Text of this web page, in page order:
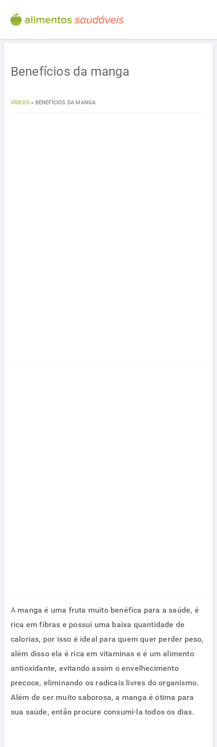
Benefícios da manga
VÍDEOS» BENEFÍCIOS DA MANGA
A manga é uma fruta muito benéfica para a saúde, é
rica em fibras e possui uma baixa quantidade de
calorias, por isso é ideal para quem quer perder peso,
além disso ela é rica em vitaminas e é um alimento
antioxidante, evitando assim o envelhecimento
precoce, eliminando os radicais livres do organismo.
Além de ser muito saborosa, a manga é ótima para
sua saúde, então procure consumi-la todos os dias.